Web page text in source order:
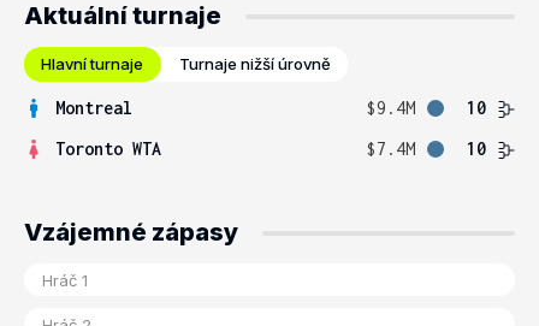
Aktuální turnaje
Hlavní turnaje Turnaje nižší úrovně
Montreal $9.4M
10
Toronto WTA
$7.4M 10
Vzájemné zápasy